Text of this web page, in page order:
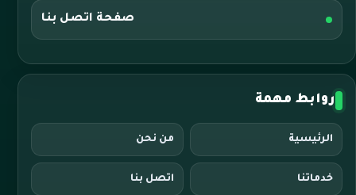
صفحة اتصل بنا
روابط مهمة
الرئيسية من نحن
خدماتنا اتصل بنا